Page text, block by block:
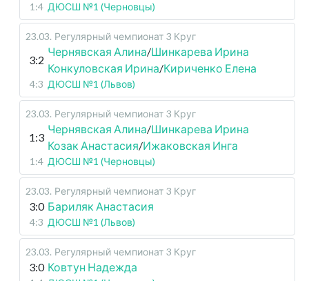
1:4 ДЮСШ №1 (Черновцы)
23.03. Регулярный чемпионат 3 Круг
3:2
Чернявская Алина/Шинкарева Ирина
Конкуловская Ирина/Кириченко Елена
4:3 ДЮСШ №1 (Львов)
23.03. Регулярный чемпионат 3 Круг
1:3
Чернявская Алина/Шинкарева Ирина
Козак Анастасия/Ижаковская Инга
1:4 ДЮСШ №1 (Черновцы)
23.03. Регулярный чемпионат 3 Круг
3:0 Бариляк Анастасия
4:3 ДЮСШ №1 (Львов)
23.03. Регулярный чемпионат 3 Круг
3:0 Ковтун Надежда